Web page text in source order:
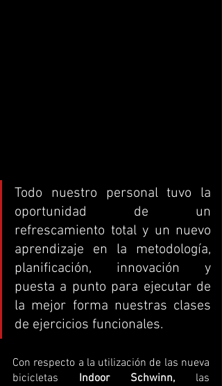
Todo nuestro personal tuvo la
oportunidad de un
refrescamiento total y un nuevo
aprendizaje en la metodología,
planificación, innovación y
puesta a punto para ejecutar de
la mejor forma nuestras clases
de ejercicios funcionales.
Con respecto a la utilización de las nueva
bicicletas Indoor Schwinn, las